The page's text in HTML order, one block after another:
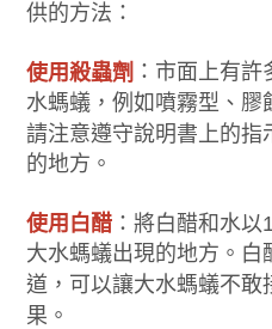
供的方法：
使用殺蟲劑 ：市面上有
水螞蟻，例如噴霧型、
請注意遵守說明書上的指
的地方。
使用白醋 ：將白醋和水
大水螞蟻出現的地方。白
道，可以讓大水螞蟻不
果。